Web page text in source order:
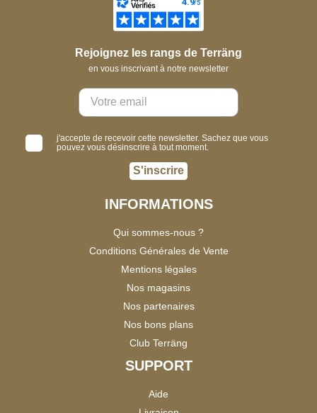
Rejoignez les rangs de Terräng
en vous inscrivant à notre newsletter
j'accepte de recevoir cette newsletter. Sachez que vous
pouvez vous désinscrire à tout moment.
S'inscrire
INFORMATIONS
Qui sommes-nous ?
Conditions Générales de Vente
Mentions légales
Nos magasins
Nos partenaires
Nos bons plans
Club Terräng
SUPPORT
Aide